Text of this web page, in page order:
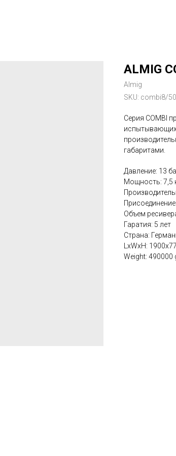
ALMIG
Almig
SKU: combi8/
Серия COMBI
испытывающих
габаритами.
Давление: 13
Мощность: 7,5
Объем
Гаратия: 5 лет
Страна:
LxWxH:
Weight: 490000